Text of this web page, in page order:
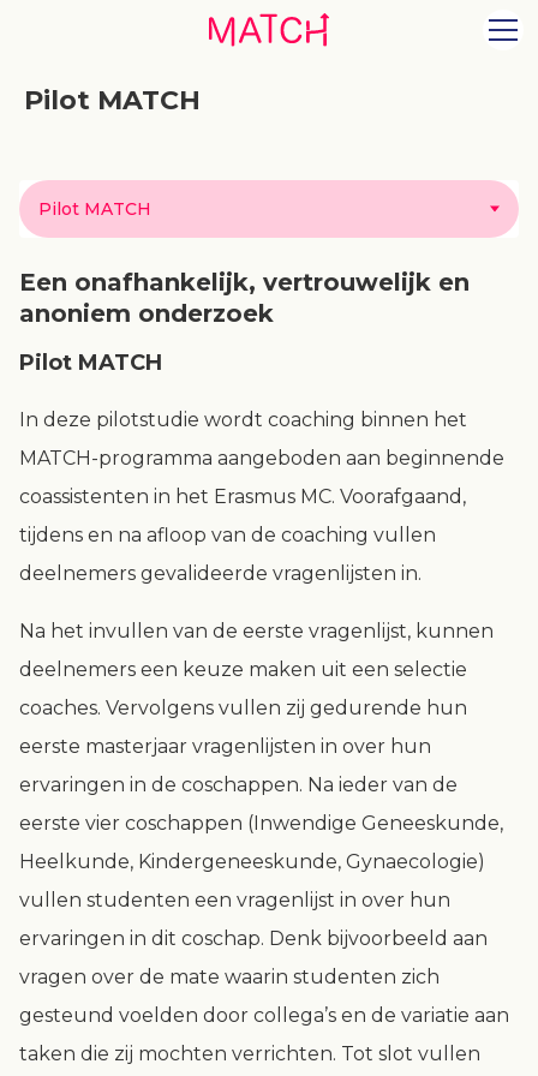
Pilot MATCH
Pilot MATCH
Een onafhankelijk, vertrouwelijk en
anoniem onderzoek
Pilot MATCH
In deze pilotstudie wordt coaching binnen het
MATCH-programma aangeboden aan beginnende
coassistenten in het Erasmus MC. Voorafgaand,
tijdens en na afloop van de coaching vullen
deelnemers gevalideerde vragenlijsten in.
Na het invullen van de eerste vragenlijst, kunnen
deelnemers een keuze maken uit een selectie
coaches. Vervolgens vullen zij gedurende hun
eerste masterjaar vragenlijsten in over hun
ervaringen in de coschappen. Na ieder van de
eerste vier coschappen (Inwendige Geneeskunde,
Heelkunde, Kindergeneeskunde, Gynaecologie)
vullen studenten een vragenlijst in over hun
ervaringen in dit coschap. Denk bijvoorbeeld aan
vragen over de mate waarin studenten zich
gesteund voelden door collega’s en de variatie aan
taken die zij mochten verrichten. Tot slot vullen